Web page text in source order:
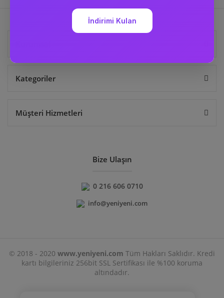
Kategoriler
Müşteri Hizmetleri
Bize Ulaşın
0 216 606 0710
info@yeniyeni.com
© 2018 - 2020 www.yeniyeni.com Tüm Hakları Saklıdır. Kredi
kartı bilgileriniz 256bit SSL Sertifikası ile %100 koruma
altındadır.